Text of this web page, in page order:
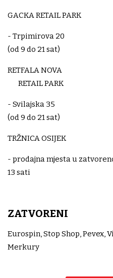
GACKA RETAIL PARK
- Trpimirova 20
(od 9 do 21 sat)
RETFALA NOVA
RETAIL PARK
- Svilajska 35
(od 9 do 21 sat)
TRŽNICA OSIJEK
- prodajna mjesta u
13 sati
ZATVORENI
Eurospin, Stop Shop, Pevex,
Merkury